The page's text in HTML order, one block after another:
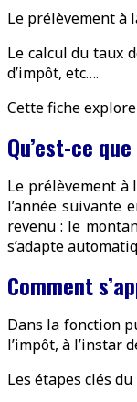
Le prélèvement à
Le calcul du taux
d’impôt, etc….
Cette fiche
Qu’est-ce
Le prélèvement à
l’année suivante
revenu : le
s’adapte
Comment
Dans la fonction
l’impôt, à l’instar
Les étapes clés